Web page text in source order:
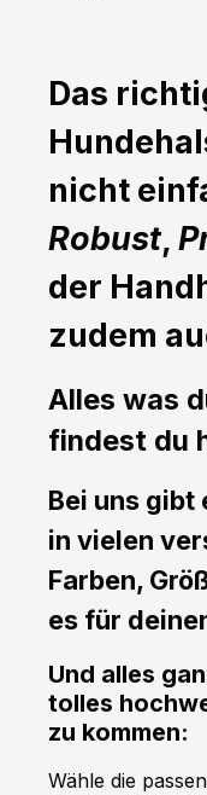
Das
nicht
Robust,
der
zudem
Alles was
findest du
Bei uns gibt
in vielen
Farben,
es für
Und alles
tolles
zu kommen:
Wähle die